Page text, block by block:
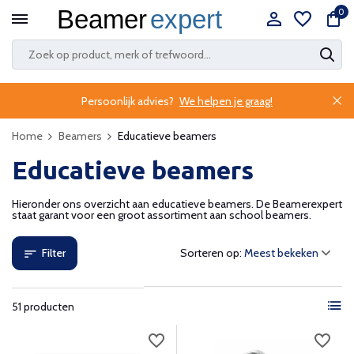
0
Persoonlijk advies? We helpen je graag!
Home Beamers Educatieve beamers
Educatieve beamers
Hieronder ons overzicht aan educatieve beamers. De Beamerexpert
staat garant voor een groot assortiment aan school beamers.
Filter
51 producten
Sorteren op: